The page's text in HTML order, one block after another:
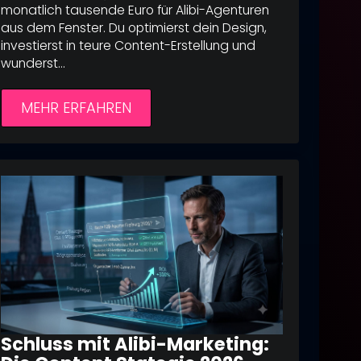
monatlich tausende Euro für Alibi-Agenturen
aus dem Fenster. Du optimierst dein Design,
investierst in teure Content-Erstellung und
wunderst…
MEHR ERFAHREN
Schluss mit Alibi-Marketing:
und
100 %
der Staat
um
um
mehr
nur
um
dich